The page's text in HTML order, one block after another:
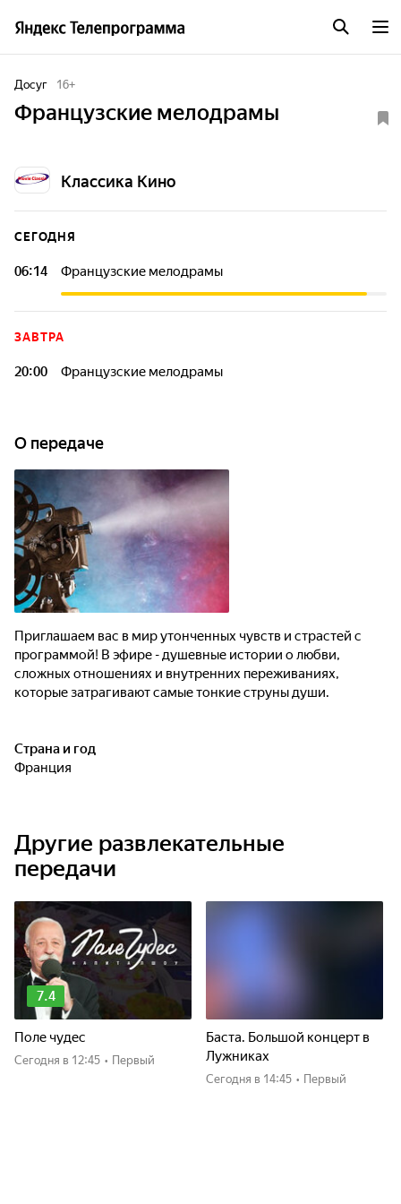
Досуг 16+
Французские мелодрамы
Классика Кино
СЕГОДНЯ
06:14 Французские мелодрамы
ЗАВТРА
20:00 Французские мелодрамы
О передаче
Приглашаем вас в мир утонченных чувств и страстей с
программой! В эфире - душевные истории о любви,
сложных отношениях и внутренних переживаниях,
которые затрагивают самые тонкие струны души.
Страна и год
Франция
Другие развлекательные
передачи
7.4
Поле чудес
Сегодня в 12:45 • Первый
Баста. Большой концерт в
Лужниках
Сегодня в 14:45 • Первый